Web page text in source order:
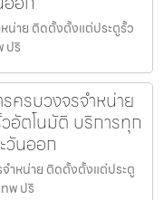
น่าย ติดตั้งตั้งแต่ประตูรั้ว
ปริ
ครบวงจรจำหน่าย
อัตโนมัติ บริการทุก
วันออก
ำหน่าย ติดตั้งตั้งแต่ประตู
พ ปริ